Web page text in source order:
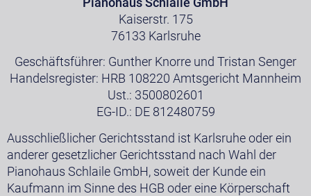
Kaiserstr. 175
76133 Karlsruhe
Geschäftsführer: Gunther Knorre und Tristan Senger
Handelsregister: HRB 108220 Amtsgericht Mannheim
Ust.: 3500802601
EG-ID.: DE 812480759
Ausschließlicher Gerichtsstand ist Karlsruhe oder ein
anderer gesetzlicher Gerichtsstand nach Wahl der
Pianohaus Schlaile GmbH, soweit der Kunde ein
Kaufmann im Sinne des HGB oder eine Körperschaft